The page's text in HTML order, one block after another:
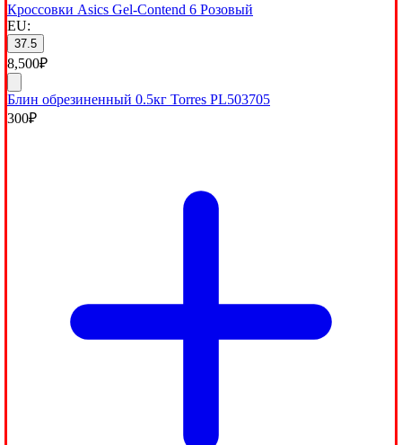
Кроссовки Asics Gel-Contend 6 Розовый
EU:
37.5
8,500₽
Блин обрезиненный 0.5кг Torres PL503705
300₽